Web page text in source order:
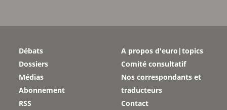
Débats
Dossiers
Médias
Abonnement
RSS
A propos d'euro|topics
Comité consultatif
Nos correspondants et
traducteurs
Contact